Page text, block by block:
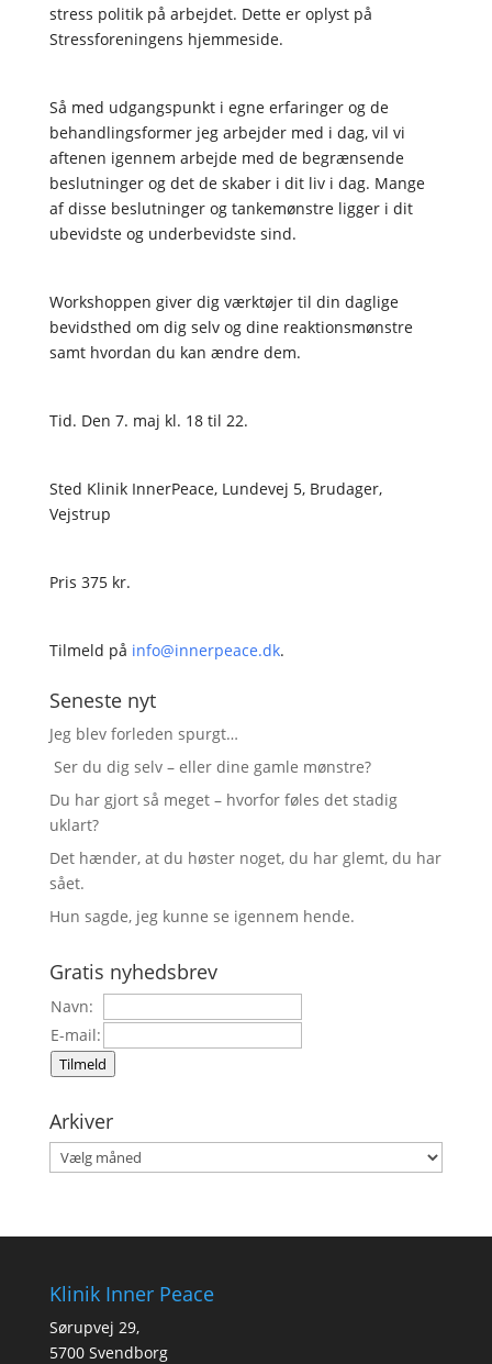
stress politik på arbejdet. Dette er oplyst på
Stressforeningens hjemmeside.
Så med udgangspunkt i egne erfaringer og de
behandlingsformer jeg arbejder med i dag, vil vi
aftenen igennem arbejde med de begrænsende
beslutninger og det de skaber i dit liv i dag. Mange
af disse beslutninger og tankemønstre ligger i dit
ubevidste og underbevidste sind.
Workshoppen giver dig værktøjer til din daglige
bevidsthed om dig selv og dine reaktionsmønstre
samt hvordan du kan ændre dem.
Tid. Den 7. maj kl. 18 til 22.
Sted Klinik InnerPeace, Lundevej 5, Brudager,
Vejstrup
Pris 375 kr.
Tilmeld på info@innerpeace.dk.
Seneste nyt
Jeg blev forleden spurgt…
Ser du dig selv – eller dine gamle mønstre?
Du har gjort så meget – hvorfor føles det stadig
uklart?
Det hænder, at du høster noget, du har glemt, du har
sået.
Hun sagde, jeg kunne se igennem hende.
Gratis nyhedsbrev
Navn:
E-mail:
Tilmeld
Arkiver
Arkiver
Klinik Inner Peace
Sørupvej 29,
5700 Svendborg